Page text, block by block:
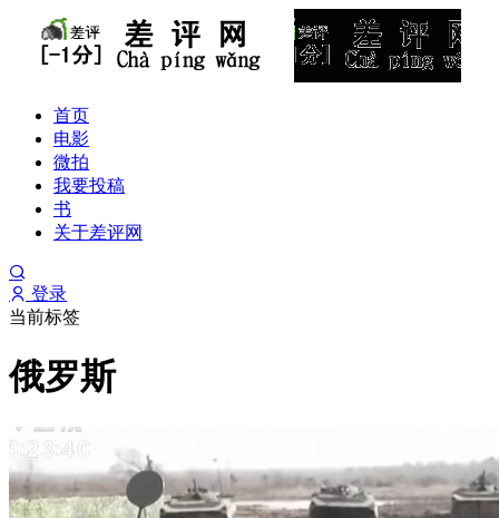
首页
电影
微拍
我要投稿
书
关于差评网
登录
当前标签
俄罗斯